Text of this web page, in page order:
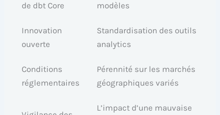
de dbt Core
modèles
Innovation
ouverte
Standardisation des outils
analytics
Conditions
réglementaires
Pérennité sur les marchés
géographiques variés
L’impact d’une mauvaise